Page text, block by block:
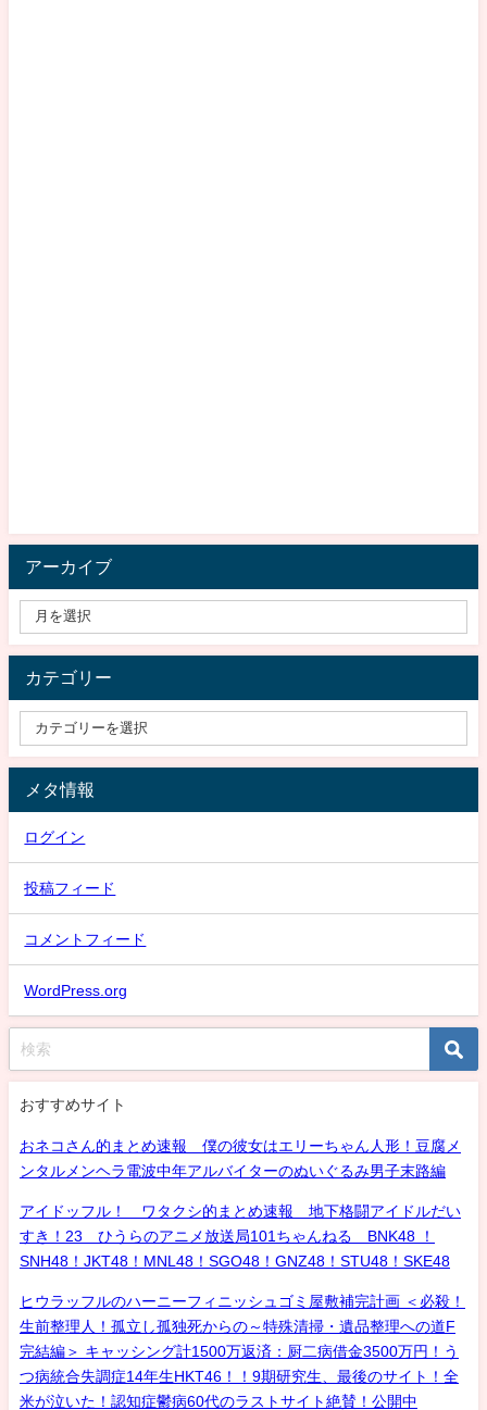
アーカイブ
カテゴリー
メタ情報
ログイン
投稿フィード
コメントフィード
WordPress.org
おすすめサイト
おネコさん的まとめ速報 僕の彼女はエリーちゃん人形！豆腐メ
ンタルメンヘラ電波中年アルバイターのぬいぐるみ男子末路編
アイドッフル！ ワタクシ的まとめ速報 地下格闘アイドルだい
すき！23 ひうらのアニメ放送局101ちゃんねる BNK48 ！
SNH48！JKT48！MNL48！SGO48！GNZ48！STU48！SKE48
ヒウラッフルのハーニーフィニッシュゴミ屋敷補完計画 ＜必殺！
生前整理人！孤立し孤独死からの～特殊清掃・遺品整理への道F
完結編＞ キャッシング計1500万返済：厨二病借金3500万円！う
つ病統合失調症14年生HKT46！！9期研究生、最後のサイト！全
米が泣いた！認知症鬱病60代のラストサイト絶賛！公開中